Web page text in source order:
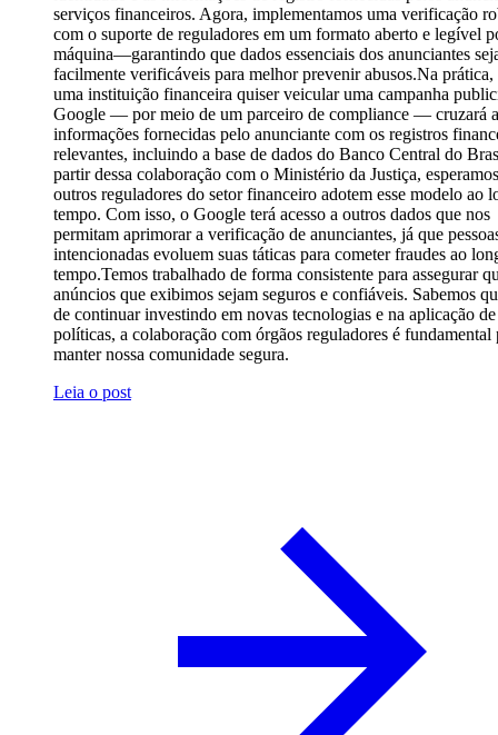
serviços financeiros. Agora, implementamos uma verificação
com o suporte de reguladores em um formato aberto e legível
máquina—garantindo que dados essenciais dos anunciantes
facilmente verificáveis para melhor prevenir abusos.Na prática,
uma instituição financeira quiser veicular uma campanha
Google — por meio de um parceiro de compliance — cruzará
informações fornecidas pelo anunciante com os registros
relevantes, incluindo a base de dados do Banco Central do
partir dessa colaboração com o Ministério da Justiça,
outros reguladores do setor financeiro adotem esse modelo ao
tempo. Com isso, o Google terá acesso a outros dados que nos
permitam aprimorar a verificação de anunciantes, já que
intencionadas evoluem suas táticas para cometer fraudes ao
tempo.Temos trabalhado de forma consistente para assegurar
anúncios que exibimos sejam seguros e confiáveis. Sabemos
de continuar investindo em novas tecnologias e na aplicação de
políticas, a colaboração com órgãos reguladores é fundamental
manter nossa comunidade segura.
Leia o post